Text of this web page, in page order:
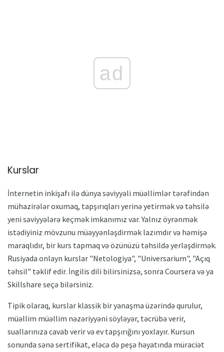
ad
Kurslar
İnternetin inkişafı ilə dünya səviyyəli müəllimlər tərəfindən
mühazirələr oxumaq, tapşırıqları yerinə yetirmək və təhsilə
yeni səviyyələrə keçmək imkanımız var. Yalnız öyrənmək
istədiyiniz mövzunu müəyyənləşdirmək lazımdır və həmişə
maraqlıdır, bir kurs tapmaq və özünüzü təhsildə yerləşdirmək.
Rusiyada onlayn kurslar "Netologiya", "Universarium", "Açıq
təhsil" təklif edir. İngilis dili bilirsinizsə, sonra Coursera və ya
Skillshare seçə bilərsiniz.
Tipik olaraq, kurslar klassik bir yanaşma üzərində qurulur,
müəllim müəllim nəzəriyyəni söyləyər, təcrübə verir,
suallarınıza cavab verir və ev tapşırığını yoxlayır. Kursun
sonunda sənə sertifikat, eləcə də peşə həyatında müraciət